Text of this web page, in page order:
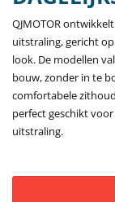
QJMOTOR
uitstraling, gericht
look. De modellen
bouw, zonder in te
comfortabele
perfect geschikt
uitstraling.